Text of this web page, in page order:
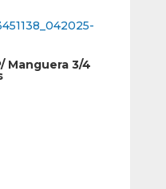
Manguera 3/4